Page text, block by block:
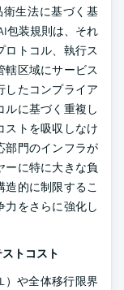
衛生法に基づく基
包装規則は、それ
ロトコル、執行ス
轄区域にサービス
したコンプライア
ルに基づく重複し
ストを吸収しなけ
部門のインフラが
ーに特に大きな負
的に制限するこ
力をさらに強化し
トコスト
）や全体移行限界